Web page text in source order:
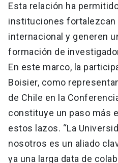
Esta relación ha
instituciones fortalezcan
internacional y generen
formación de
En este marco, la
Boisier, como
de Chile en la
constituye un paso más
estos lazos. “La
nosotros es un aliado
ya una larga data de